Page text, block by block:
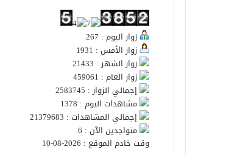
زوار اليوم : 267
زوار الأمس : 1931
زوار الشهر : 21433
زوار العام : 459061
إجمالي الزوار : 2583745
مشاهدات اليوم : 1378
إجمالي المشاهدات : 21379683
متواجدين الآن : 6
وقت خادم الموقع : 2026-08-10